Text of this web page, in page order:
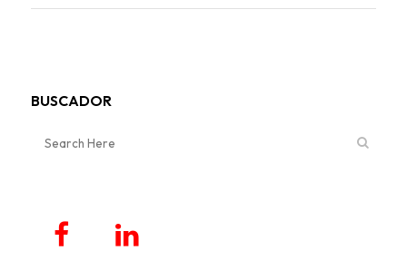
BUSCADOR